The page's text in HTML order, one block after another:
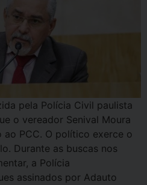
pela Polícia Civil paulista
o vereador Senival Moura
ao PCC. O político exerce o
Durante as buscas nos
a Polícia
assinados por Adauto